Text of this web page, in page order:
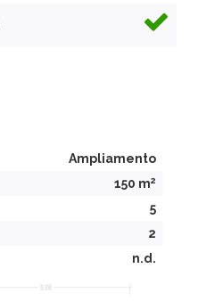
Ampliamento
150 m2
5
2
n.d.